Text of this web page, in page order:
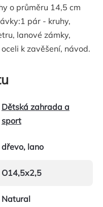
o průměru 14,5 cm
pár - kruhy,
lanové zámky,
k zavěšení, návod.
Dětská zahrada a
sport
dřevo, lano
O14,5x2,5
Natural